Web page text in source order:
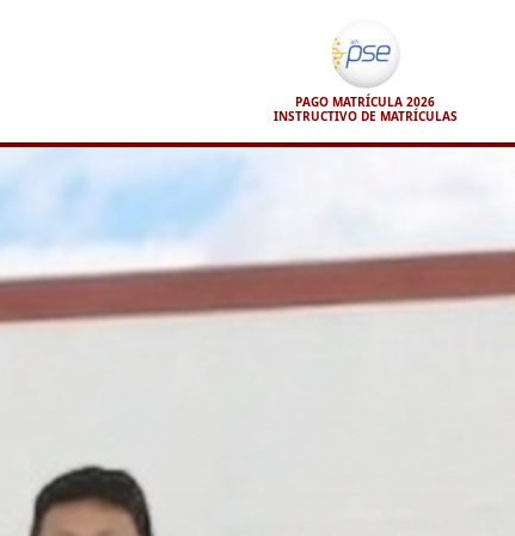
PAGO MATRÍCULA 2026
INSTRUCTIVO DE MATRÍCULAS